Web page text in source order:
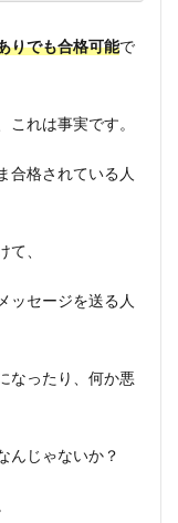
りでも合格可能で
れは事実です。
合格されている人
、
ッセージを送る人
なったり、何か悪
んじゃないか？